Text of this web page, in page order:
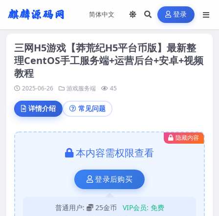
登录
三网H5游戏【莽荒纪H5平台币版】最新整
理CentOS手工服务端+运营后台+安卓+视频
教程
2025-06-26 游戏服务端 45
详情介绍 常见问题
隐藏内容
本内容需权限查看
登录后购买
普通用户: 25金币 VIP会员: 免费